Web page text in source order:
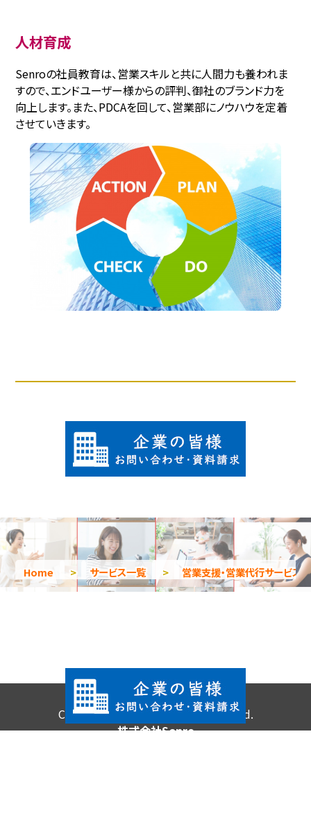
人材育成
Senroの社員教育は、営業スキルと共に人間力も養われま
すので、エンドユーザー様からの評判、御社のブランド力を
向上します。また、PDCAを回して、営業部にノウハウを定着
させていきます。
Home > サービス一覧 > 営業支援・営業代行サービス
Copyright © 2026 All Rights Reserved.
株式会社Senro